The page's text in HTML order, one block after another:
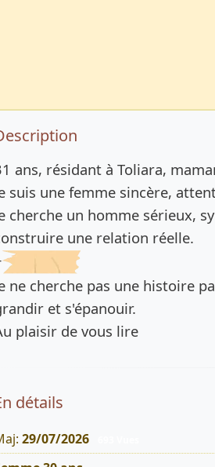
de
ans, résidant à Toliara,
suis une femme sincère,
cherche un homme sérieux,
une relation réelle.
ne cherche pas une histoire
et s'épanouir.
plaisir de vous lire
détails
29/07/2026